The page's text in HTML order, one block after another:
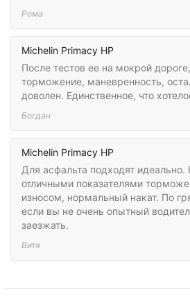
Рома
Michelin Primacy HP
После тестов ее на мокрой
торможение, маневренность,
доволен. Единственное, что
Богдан
Michelin Primacy HP
Для асфальта подходят
отличными показателями
износом, нормальный накат. По
если вы не очень опытный
заезжать.
Витя